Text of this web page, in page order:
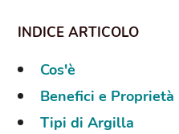
Cos'è
Benefici e Proprietà
Tipi di Argilla